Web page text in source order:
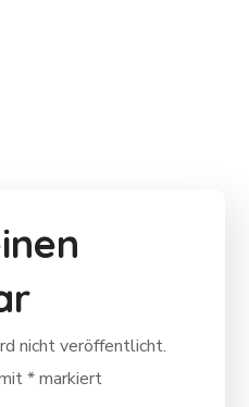
nicht veröffentlicht.
*markiert